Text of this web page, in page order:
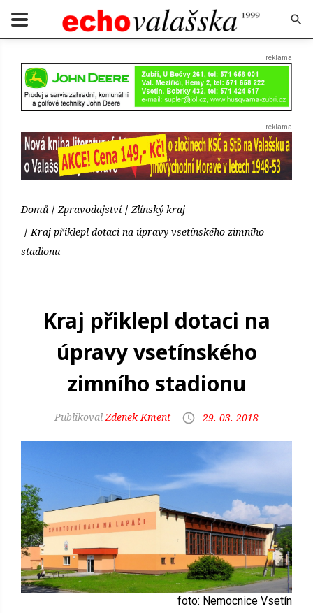
Domů Zpravodajství
Zlínský kraj
Kraj přiklepl dotaci na úpravy vsetínského zimního
stadionu
Kraj přiklepl dotaci na
úpravy vsetínského
zimního stadionu
Zdenek Kment 29. 03. 2018
foto: Nemocnice Vsetín